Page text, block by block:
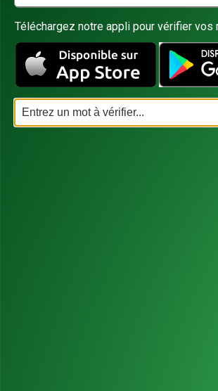
Téléchargez notre appli pour vérifier vos